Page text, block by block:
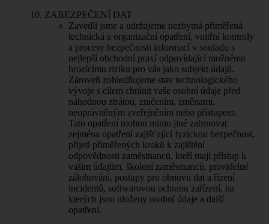
ZABEZPEČENÍ DAT
Zavedli jsme a udržujeme nezbytná přiměřená
technická a organizační opatření, vnitřní kontroly
a procesy bezpečnosti informací v souladu s
nejlepší obchodní praxí odpovídající možnému
hrozícímu riziku pro vás jako subjekt údajů.
Zároveň zohledňujeme stav technologického
vývoje s cílem chránit vaše osobní údaje před
náhodnou ztrátou, zničením, změnami,
neoprávněným zveřejněním nebo přístupem.
Tato opatření mohou mimo jiné zahrnovat
zejména opatření zajišťující fyzickou bezpečnost,
přijetí přiměřených kroků k zajištění
odpovědnosti zaměstnanců, kteří mají přístup k
vašim údajům, školení zaměstnanců, pravidelné
zálohování, postupy pro obnovu dat a řízení
incidentů, softwarovou ochranu zařízení, na
kterých jsou uloženy osobní údaje a další
opatření.